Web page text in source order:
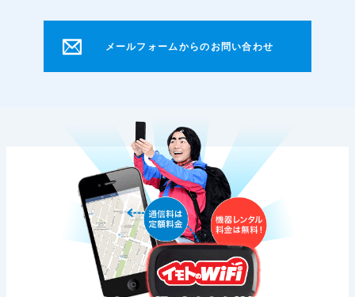
メールフォームからのお問い合わせ